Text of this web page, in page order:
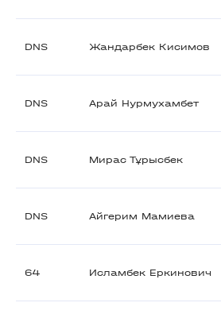
DNS Жандарбек Кисимов
DNS Арай Нурмухамбет
DNS Мирас Тұрысбек
DNS Айгерим Мамиева
64 Исламбек Еркинович